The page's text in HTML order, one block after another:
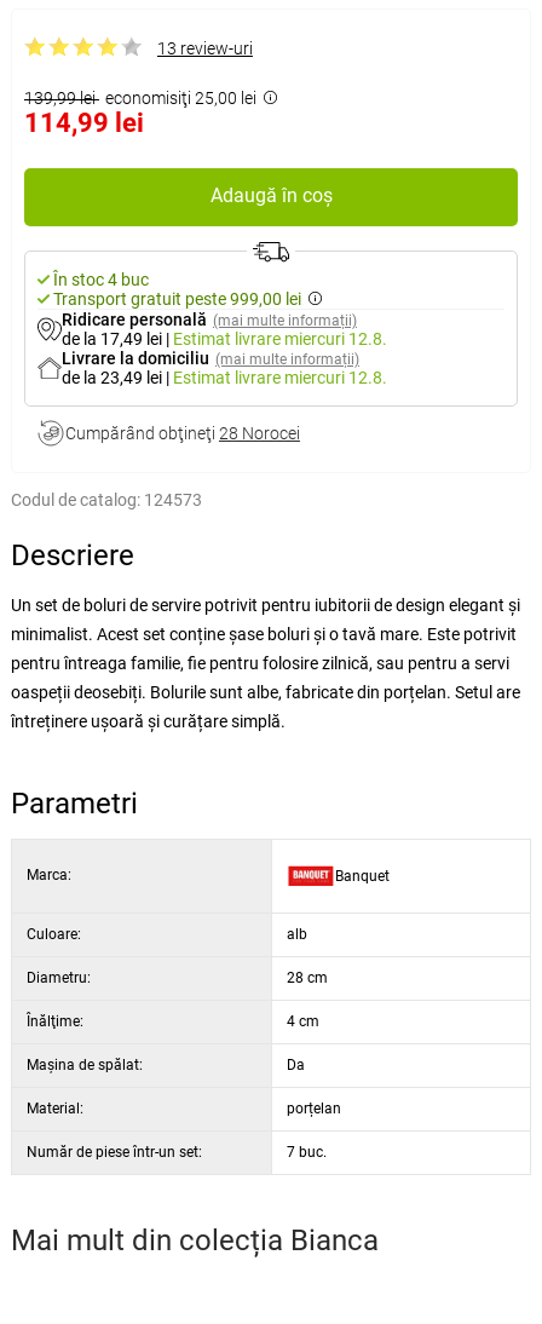
13 review-uri
139,99 lei economisiţi 25,00 lei
114,99 lei
Adaugă în coș
În stoc 4 buc
Transport gratuit peste 999,00 lei
Ridicare personală (mai multe informații)
de la 17,49 lei | Estimat livrare miercuri 12.8.
Livrare la domiciliu (mai multe informații)
de la 23,49 lei | Estimat livrare miercuri 12.8.
Cumpărând obţineţi 28 Norocei
Codul de catalog: 124573
Descriere
Un set de boluri de servire potrivit pentru iubitorii de design elegant și
minimalist. Acest set conține șase boluri și o tavă mare. Este potrivit
pentru întreaga familie, fie pentru folosire zilnică, sau pentru a servi
oaspeții deosebiți. Bolurile sunt albe, fabricate din porțelan. Setul are
întreținere ușoară și curățare simplă.
Parametri
Marca: Banquet
Culoare: alb
Diametru: 28 cm
Înălţime: 4 cm
Maşina de spălat: Da
Material: porțelan
Număr de piese într-un set: 7 buc.
Mai mult din colecția Bianca